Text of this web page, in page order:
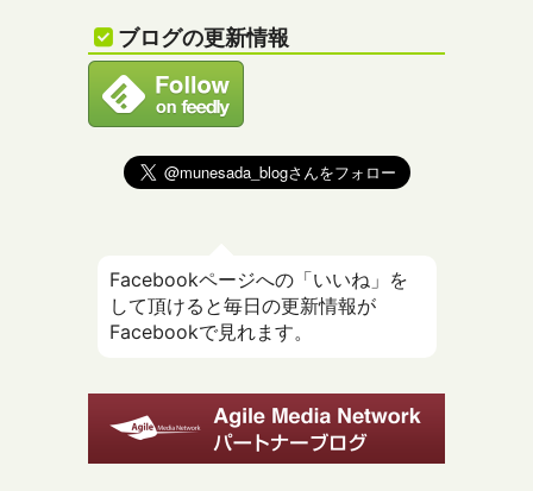
ブログの更新情報
Facebookページへの「いいね」を
して頂けると毎日の更新情報が
Facebookで見れます。